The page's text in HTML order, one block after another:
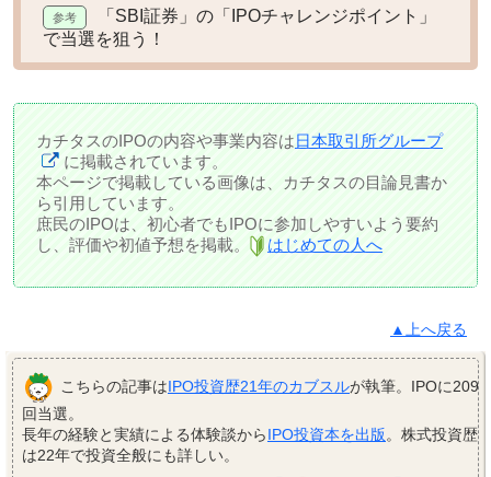
「SBI証券」の「IPOチャレンジポイント」
で当選を狙う！
カチタスのIPOの内容や事業内容は日本取引所グループ
に掲載されています。
本ページで掲載している画像は、カチタスの目論見書か
ら引用しています。
庶民のIPOは、初心者でもIPOに参加しやすいよう要約
し、評価や初値予想を掲載。
はじめての人へ
▲上へ戻る
こちらの記事はIPO投資歴21年のカブスルが執筆。IPOに209
回当選。
長年の経験と実績による体験談からIPO投資本を出版。株式投資歴
は22年で投資全般にも詳しい。